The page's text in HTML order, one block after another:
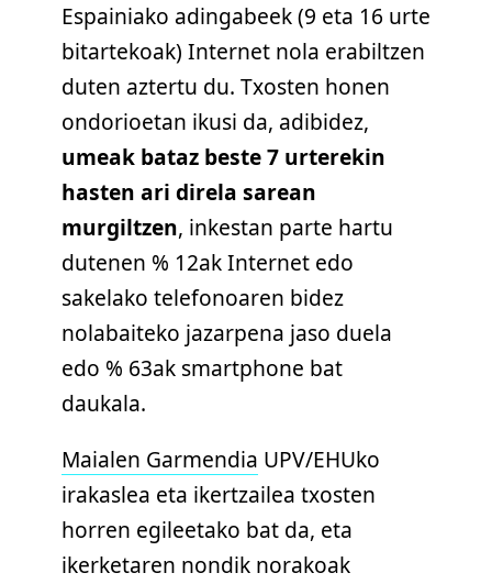
Espainiako adingabeek (9 eta 16 urte
bitartekoak) Internet nola erabiltzen
duten aztertu du. Txosten honen
ondorioetan ikusi da, adibidez,
umeak bataz beste 7 urterekin
hasten ari direla sarean
murgiltzen, inkestan parte hartu
dutenen % 12ak Internet edo
sakelako telefonoaren bidez
nolabaiteko jazarpena jaso duela
edo % 63ak smartphone bat
daukala.
Maialen Garmendia UPV/EHUko
irakaslea eta ikertzailea txosten
horren egileetako bat da, eta
ikerketaren nondik norakoak